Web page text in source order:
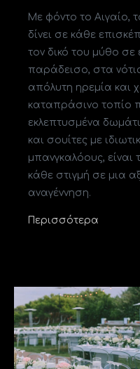
Με φόντο το Αιγαίο,
δίνει σε κάθε
τον δικό του μύθο σε
παράδεισο, στα
απόλυτη ηρεμία και
καταπράσινο τοπίο
εκλεπτυσμένα
και σουίτες με
μπανγκαλόους, είναι
κάθε στιγμή σε μια
αναγέννηση.
Περισσότερα